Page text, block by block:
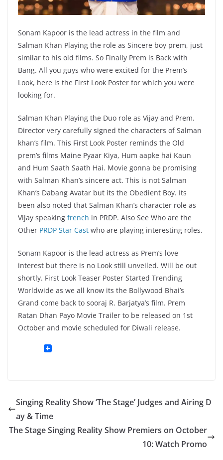
Sonam Kapoor is the lead actress in the film and
Salman Khan Playing the role as Sincere boy prem, just
similar to his old films. So Finally Prem is Back with
Bang. All you guys who were excited for the Prem’s
Look, here is the First Look Poster for which you were
looking for.
Salman Khan Playing the Duo role as Vijay and Prem.
Director very carefully signed the characters of Salman
khan’s film. This First Look Poster reminds the Old
prem’s films Maine Pyaar Kiya, Hum aapke hai Kaun
and Hum Saath Saath Hai. Movie gonna be promising
with Salman Khan’s sincere act. This is not Salman
Khan’s Dabang Avatar but its the Obedient Boy. Its
been also noted that Salman Khan’s character role as
Vijay speaking french in PRDP. Also See Who are the
Other PRDP Star Cast who are playing interesting roles.
Sonam Kapoor is the lead actress as Prem’s love
interest but there is no Look still unveiled. Will be out
shortly. First Look Teaser Poster Started Trending
Worldwide as we all know its the Bollywood Bhai’s
Grand come back to sooraj R. Barjatya’s film. Prem
Ratan Dhan Payo Movie Trailer to be released on 1st
October and movie scheduled for Diwali release.
Singing Reality Show ‘The Stage’ Judges and Airing D
ay & Time
The Stage Singing Reality Show Premiers on October
10: Watch Promo